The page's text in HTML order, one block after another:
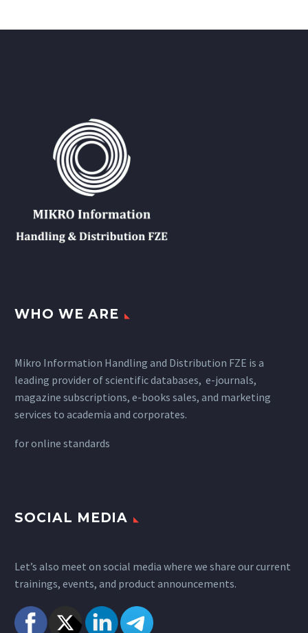
WHO WE ARE
Mikro Information Handling and Distribution FZE is a
leading provider of scientific databases, e-journals,
magazine subscriptions, e-books sales, and marketing
services to academia and corporates.
foronline standards
SOCIAL MEDIA
Let’s also meet on social media where we share our current
trainings, events, and product announcements.